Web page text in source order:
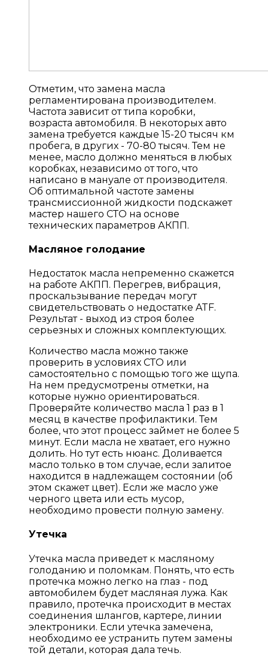
Отметим, что замена масла
регламентирована производителем.
Частота зависит от типа коробки,
возраста автомобиля. В некоторых авто
замена требуется каждые 15-20 тысяч км
пробега, в других - 70-80 тысяч. Тем не
менее, масло должно меняться в любых
коробках, независимо от того, что
написано в мануале от производителя.
Об оптимальной частоте замены
трансмиссионной жидкости подскажет
мастер нашего СТО на основе
технических параметров АКПП.
Масляное голодание
Недостаток масла непременно скажется
на работе АКПП. Перегрев, вибрация,
проскальзывание передач могут
свидетельствовать о недостатке ATF.
Результат - выход из строя более
серьезных и сложных комплектующих.
Количество масла можно также
проверить в условиях СТО или
самостоятельно с помощью того же щупа.
На нем предусмотрены отметки, на
которые нужно ориентироваться.
Проверяйте количество масла 1 раз в 1
месяц в качестве профилактики. Тем
более, что этот процесс займет не более 5
минут. Если масла не хватает, его нужно
долить. Но тут есть нюанс. Доливается
масло только в том случае, если залитое
находится в надлежащем состоянии (об
этом скажет цвет). Если же масло уже
черного цвета или есть мусор,
необходимо провести полную замену.
Утечка
Утечка масла приведет к масляному
голоданию и поломкам. Понять, что есть
протечка можно легко на глаз - под
автомобилем будет масляная лужа. Как
правило, протечка происходит в местах
соединения шлангов, картере, линии
электроники. Если утечка замечена,
необходимо ее устранить путем замены
той детали, которая дала течь.